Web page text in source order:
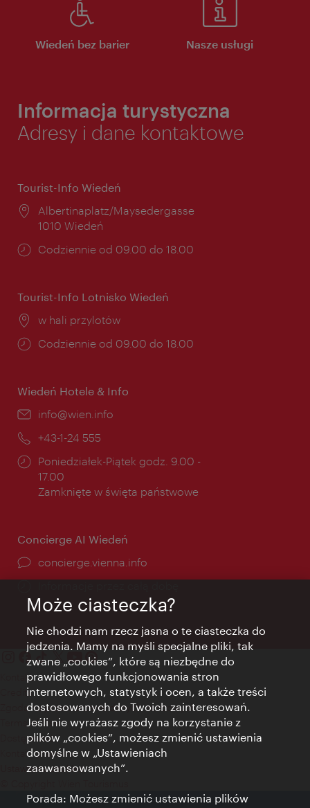
Wiedeń bez barier Nasze usługi
Informacja turystyczna
Adresy i dane kontaktowe
Tourist-Info Wiedeń
Miejsce:
Albertinaplatz/Maysedergasse
1010 Wiedeń
Godziny
Codziennie od 09.00 do 18.00
Tourist-Info Lotnisko Wiedeń
Miejsce:
w hali przylotów
Godziny
Codziennie od 09.00 do 18.00
Wiedeń Hotele & Info
E-
info@wien.info
Telefon:
+43-1-24 555
Godziny
otwarcia:
Poniedziałek-Piątek godz. 9.00 -
17.00
Zamknięte w święta państwowe
Concierge AI Wiedeń
concierge.vienna.info
Kontakt
Credits
Zgoda na przetwarzanie danych osobowych
Terms of Use
Dostępność
Kontakt prasowy
Ustawienia cookies
Może ciasteczka?
Nie chodzi nam rzecz jasna o te ciasteczka do
jedzenia. Mamy na myśli specjalne pliki, tak
zwane „cookies”, które są niezbędne do
prawidłowego funkcjonowania stron
internetowych, statystyk i ocen, a także treści
dostosowanych do Twoich zainteresowań.
Jeśli nie wyrażasz zgody na korzystanie z
plików „cookies”, możesz zmienić ustawienia
domyślne w „Ustawieniach
zaawansowanych”.
Porada: Możesz zmienić ustawienia plików